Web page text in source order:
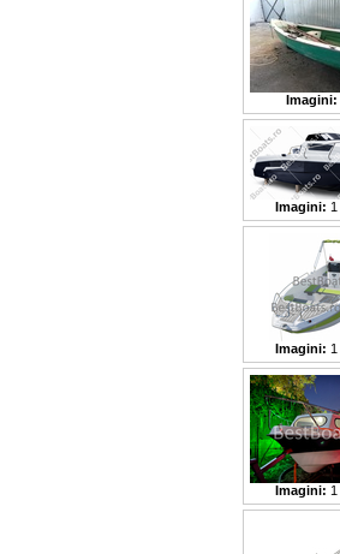
Imagini:
Imagini: 1
Imagini: 1
Imagini: 1